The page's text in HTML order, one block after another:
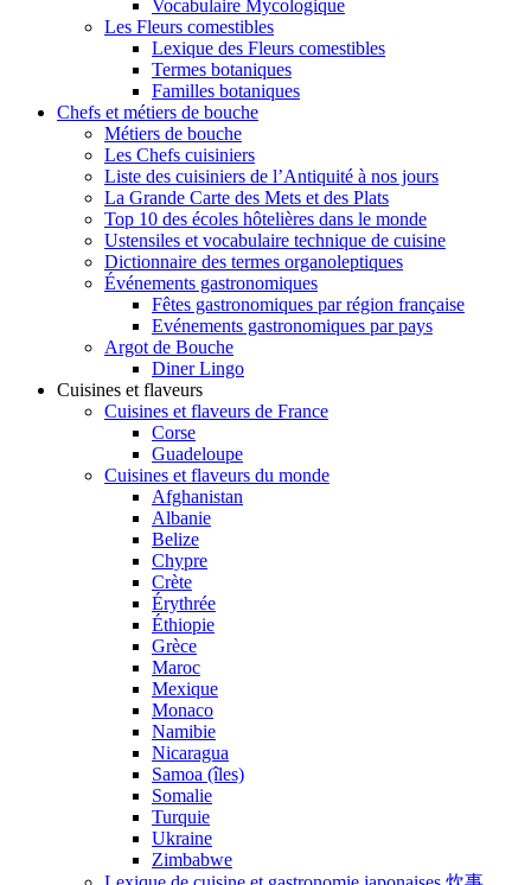
Vocabulaire Mycologique
Les Fleurs comestibles
Lexique des Fleurs comestibles
Termes botaniques
Familles botaniques
Chefs et métiers de bouche
Métiers de bouche
Les Chefs cuisiniers
Liste des cuisiniers de l’Antiquité à nos jours
La Grande Carte des Mets et des Plats
Top 10 des écoles hôtelières dans le monde
Ustensiles et vocabulaire technique de cuisine
Dictionnaire des termes organoleptiques
Événements gastronomiques
Fêtes gastronomiques par région française
Evénements gastronomiques par pays
Argot de Bouche
Diner Lingo
Cuisines et flaveurs
Cuisines et flaveurs de France
Corse
Guadeloupe
Cuisines et flaveurs du monde
Afghanistan
Albanie
Belize
Chypre
Crète
Érythrée
Éthiopie
Grèce
Maroc
Mexique
Monaco
Namibie
Nicaragua
Samoa (îles)
Somalie
Turquie
Ukraine
Zimbabwe